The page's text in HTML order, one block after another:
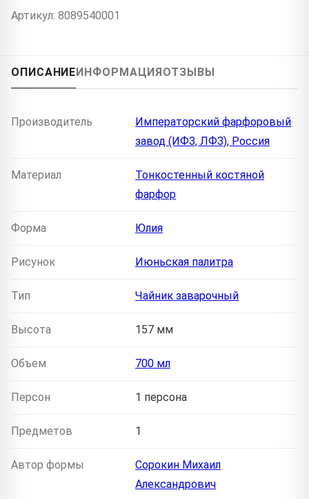
Артикул: 8089540001
ОПИСАНИЕ ИНФОРМАЦИЯ ОТЗЫВЫ
Производитель
Императорский фарфоровый
завод (ИФЗ, ЛФЗ), Россия
Материал
Тонкостенный костяной
фарфор
Форма Юлия
Рисунок Июньская палитра
Тип Чайник заварочный
Высота 157 мм
Объем 700 мл
Персон 1 персона
Предметов 1
Автор формы
Сорокин Михаил
Александрович